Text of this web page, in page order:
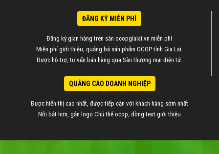
ĐĂNG KÝ MIỄN PHÍ
Đăng ký gian hàng trên sàn ocopgialai.vn miễn phí
Miễn phí giới thiệu, quảng bá sản phẩm OCOP tỉnh Gia Lai.
Được hỗ trợ, tư vấn bán hàng qua Sàn thương mại điện tử.
QUẢNG CÁO DOANH NGHIỆP
Được hiển thị cao nhất, được tiếp cận với khách hàng sớm nhất
Nỗi bật hơn, gắn logo Chủ thể ocop, dòng text giới thiệu